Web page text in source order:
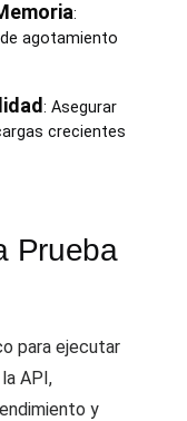
:
agotamiento
: Asegurar
crecientes
Prueba
para ejecutar
API,
y